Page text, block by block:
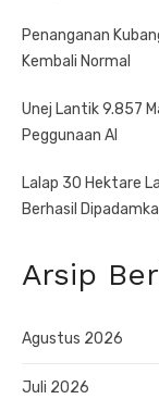
Penanganan
Kembali Normal
Unej Lantik 9.857
Peggunaan AI
Lalap 30 Hektare
Berhasil
Arsip
Agustus 2026
Juli 2026